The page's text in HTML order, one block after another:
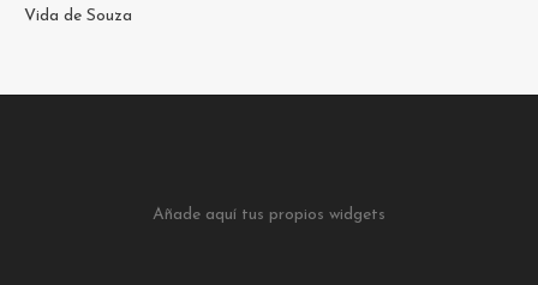
Vida de Souza
Añade aquí tus propios widgets